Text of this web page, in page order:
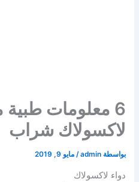
6 معلومات
لاكسولاك شراب
بواسطة admin
/مايو 9, 2019
دواء لاكسولاك